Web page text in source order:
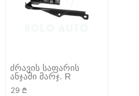
ძრავის საფარის
ანჯამი მარჯ. R
29 ₾